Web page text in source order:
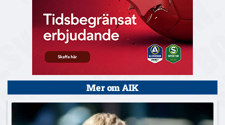
Mer om AIK